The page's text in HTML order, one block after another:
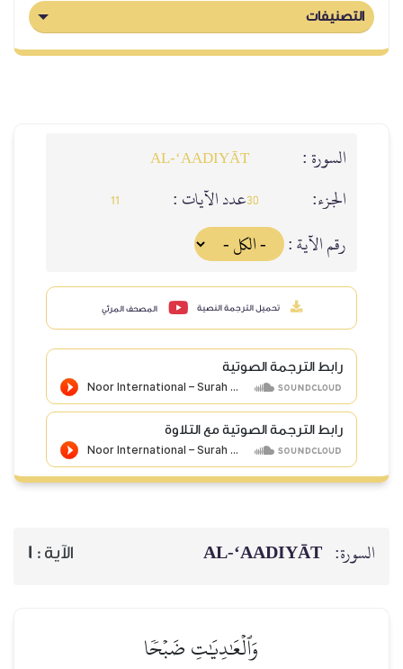
التصنيفات
السورة : AL‑‘AADIYĀT
الجزء: 30عدد الآيات : 11
رقم الآية :
تحميل الترجمة النصية المصحف المرئي
رابط الترجمة الصوتية
رابط الترجمة الصوتية مع التلاوة
السورة: AL‑‘AADIYĀT الآية : 1
وَٱلۡعَٰدِيَٰتِ ضَبۡحٗا